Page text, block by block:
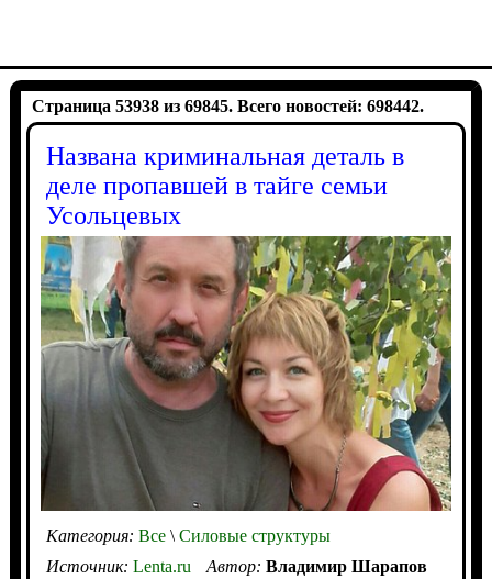
Страница 53938 из 69845. Всего новостей: 698442.
Названа криминальная деталь в
деле пропавшей в тайге семьи
Усольцевых
Категория: Все\Силовые структуры
Источник: Lenta.ru Автор: Владимир Шарапов